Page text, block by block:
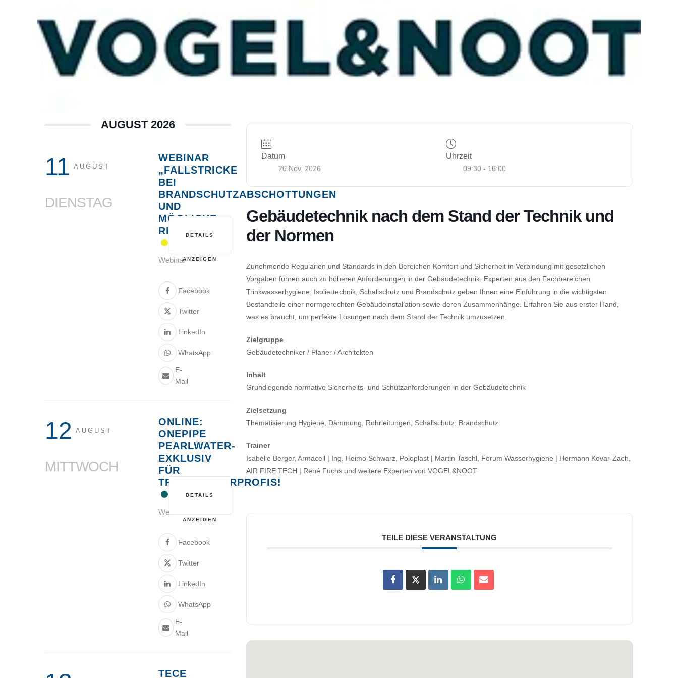
AUGUST 2026
11 AUGUST
DIENSTAG
WEBINAR
„FALLSTRICKE
BEI
BRANDSCHUTZABSCHOTTUNGEN
UND
MÖGLICHE
RISIKEN“
Webinar
Facebook
Twitter
LinkedIn
WhatsApp
E-
Mail
DETAILS
ANZEIGEN
12 AUGUST
MITTWOCH
ONLINE:
ONEPIPE
PEARLWATER-
EXKLUSIV
FÜR
TRINKWASSERPROFIS!
Webinar
Facebook
Twitter
LinkedIn
WhatsApp
E-
Mail
DETAILS
ANZEIGEN
TECE
Datum
26 Nov. 2026
Uhrzeit
09:30 - 16:00
Gebäudetechnik nach dem Stand der Technik und
der Normen
Zunehmende Regularien und Standards in den Bereichen Komfort und Sicherheit in Verbindung mit gesetzlichen
Vorgaben führen auch zu höheren Anforderungen in der Gebäudetechnik. Experten aus den Fachbereichen
Trinkwasserhygiene, Isoliertechnik, Schallschutz und Brandschutz geben Ihnen eine Einführung in die wichtigsten
Bestandteile einer normgerechten Gebäudeinstallation sowie deren Zusammenhänge. Erfahren Sie aus erster Hand,
was es braucht, um perfekte Lösungen nach dem Stand der Technik umzusetzen.
Zielgruppe
Gebäudetechniker / Planer / Architekten
Inhalt
Grundlegende normative Sicherheits- und Schutzanforderungen in der Gebäudetechnik
Zielsetzung
Thematisierung Hygiene, Dämmung, Rohrleitungen, Schallschutz, Brandschutz
Trainer
Isabelle Berger, Armacell | Ing. Heimo Schwarz, Poloplast | Martin Taschl, Forum Wasserhygiene | Hermann Kovar-Zach,
AIR FIRE TECH | René Fuchs und weitere Experten von VOGEL&NOOT
TEILE DIESE VERANSTALTUNG